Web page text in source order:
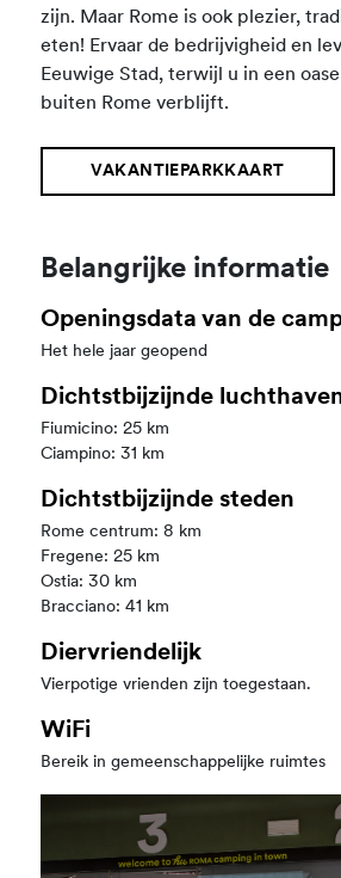
zijn. Maar Rome is ook plezier,
eten! Ervaar de bedrijvigheid en
Eeuwige Stad, terwijl u in een
buiten Rome verblijft.
VAKANTIEPARKKAART
Belangrijke informatie
Openingsdata van de
Het hele jaar geopend
Dichtstbijzijnde
Fiumicino: 25 km
Ciampino: 31 km
Dichtstbijzijnde steden
Rome centrum: 8 km
Fregene: 25 km
Ostia: 30 km
Bracciano: 41 km
Diervriendelijk
Vierpotige vrienden zijn toegestaan.
WiFi
Bereik in gemeenschappelijke ruimtes